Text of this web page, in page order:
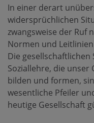
In einer derart
widersprüchlichen
zwangsweise der Ruf
Normen und
Die
Soziallehre, die
bilden und formen,
wesentliche Pfeiler
heutige Gesellschaft